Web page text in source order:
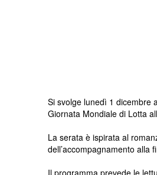
Si svolge lunedì 1 dicembre
Giornata Mondiale di Lotta
La serata è ispirata al
dell’accompagnamento alla
Il programma prevede le